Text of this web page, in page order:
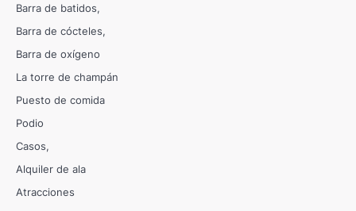
Barra de batidos
Barra de cócteles
Barra de oxígeno
La torre de champán
Puesto de comida
Podio
Casos
Alquiler de ala
Atracciones